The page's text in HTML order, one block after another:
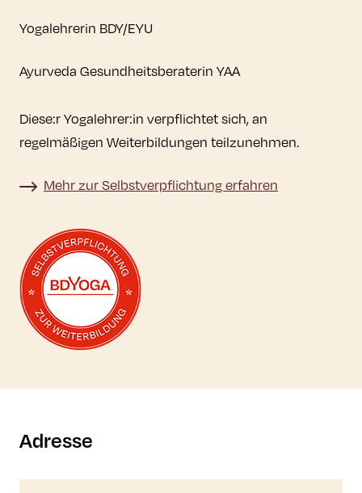
Yogalehrerin BDY/EYU
Ayurveda Gesundheitsberaterin YAA
Diese:r Yogalehrer:in verpflichtet sich, an
regelmäßigen Weiterbildungen teilzunehmen.
Mehr zur Selbstverpflichtung erfahren
Mehr zur Selbstverpflichtung erfahren
Adresse